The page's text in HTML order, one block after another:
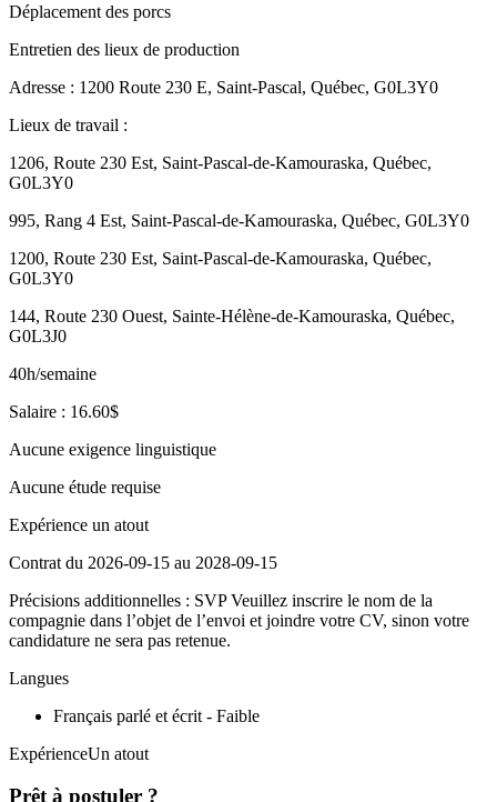
Déplacement des porcs
Entretien des lieux de production
Adresse : 1200 Route 230 E, Saint-Pascal, Québec, G0L3Y0
Lieux de travail :
1206, Route 230 Est, Saint-Pascal-de-Kamouraska, Québec,
G0L3Y0
995, Rang 4 Est, Saint-Pascal-de-Kamouraska, Québec, G0L3Y0
1200, Route 230 Est, Saint-Pascal-de-Kamouraska, Québec,
G0L3Y0
144, Route 230 Ouest, Sainte-Hélène-de-Kamouraska, Québec,
G0L3J0
40h/semaine
Salaire : 16.60$
Aucune exigence linguistique
Aucune étude requise
Expérience un atout
Contrat du 2026-09-15 au 2028-09-15
Précisions additionnelles : SVP Veuillez inscrire le nom de la
compagnie dans l’objet de l’envoi et joindre votre CV, sinon votre
candidature ne sera pas retenue.
Langues
Français parlé et écrit - Faible
ExpérienceUn atout
Prêt à postuler ?